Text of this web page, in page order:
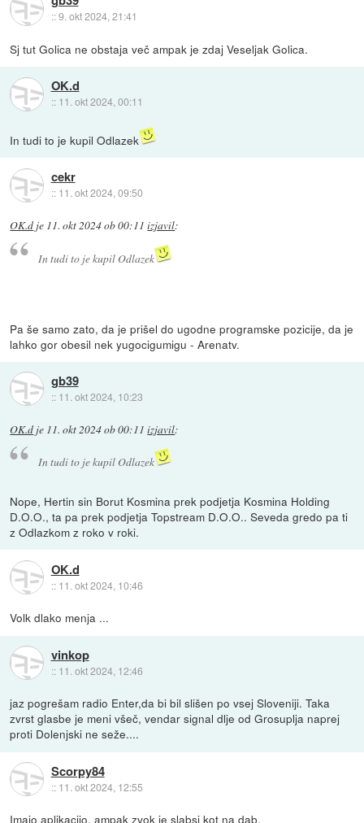
::9. okt 2024, 21:41
Sj tut Golica ne obstaja več ampak je zdaj Veseljak Golica.
OK.d
:: 11. okt 2024, 00:11
In tudi to je kupil Odlazek
cekr
:: 11. okt 2024, 09:50
OK.d je 11. okt 2024 ob 00:11 izjavil:
In tudi to je kupil Odlazek
Pa še samo zato, da je prišel do ugodne programske pozicije, da je
lahko gor obesil nek yugocigumigu - Arenatv.
gb39
:: 11. okt 2024, 10:23
OK.d je 11. okt 2024 ob 00:11 izjavil:
In tudi to je kupil Odlazek
Nope, Hertin sin Borut Kosmina prek podjetja Kosmina Holding
D.O.O., ta pa prek podjetja Topstream D.O.O.. Seveda gredo pa ti
z Odlazkom z roko v roki.
OK.d
:: 11. okt 2024, 10:46
Volk dlako menja ...
vinkop
:: 11. okt 2024, 12:46
jaz pogrešam radio Enter,da bi bil slišen po vsej Sloveniji. Taka
zvrst glasbe je meni všeč, vendar signal dlje od Grosuplja naprej
proti Dolenjski ne seže....
Scorpy84
:: 11. okt 2024, 12:55
Imajo aplikacijo, ampak zvok je slabsi kot na dab.